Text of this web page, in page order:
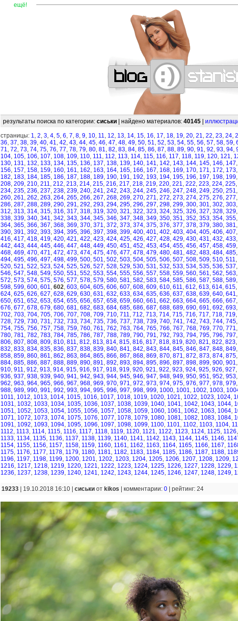
ещё! —————————————————————————
результаты поиска по категории: сиськи | найдено материалов: 40145
страницы: 1, 2, 3, 4, 5, 6, 7, 8, 9, 10, 11, 12, 13, 14, 15, 16, 17, 18, 19, 20, 21, 22, 23, 24,
36, 37, 38, 39, 40, 41, 42, 43, 44, 45, 46, 47, 48, 49, 50, 51, 52, 53, 54, 55, 56, 57, 58, 59,
71, 72, 73, 74, 75, 76, 77, 78, 79, 80, 81, 82, 83, 84, 85, 86, 87, 88, 89, 90, 91, 92, 93, 94,
104, 105, 106, 107, 108, 109, 110, 111, 112, 113, 114, 115, 116, 117, 118, 119, 120, 121,
130, 131, 132, 133, 134, 135, 136, 137, 138, 139, 140, 141, 142, 143, 144, 145, 146, 147,
156, 157, 158, 159, 160, 161, 162, 163, 164, 165, 166, 167, 168, 169, 170, 171, 172, 173,
182, 183, 184, 185, 186, 187, 188, 189, 190, 191, 192, 193, 194, 195, 196, 197, 198, 199,
208, 209, 210, 211, 212, 213, 214, 215, 216, 217, 218, 219, 220, 221, 222, 223, 224, 225,
234, 235, 236, 237, 238, 239, 240, 241, 242, 243, 244, 245, 246, 247, 248, 249, 250, 251,
260, 261, 262, 263, 264, 265, 266, 267, 268, 269, 270, 271, 272, 273, 274, 275, 276, 277,
286, 287, 288, 289, 290, 291, 292, 293, 294, 295, 296, 297, 298, 299, 300, 301, 302, 303,
312, 313, 314, 315, 316, 317, 318, 319, 320, 321, 322, 323, 324, 325, 326, 327, 328, 329,
338, 339, 340, 341, 342, 343, 344, 345, 346, 347, 348, 349, 350, 351, 352, 353, 354, 355,
364, 365, 366, 367, 368, 369, 370, 371, 372, 373, 374, 375, 376, 377, 378, 379, 380, 381,
390, 391, 392, 393, 394, 395, 396, 397, 398, 399, 400, 401, 402, 403, 404, 405, 406, 407,
416, 417, 418, 419, 420, 421, 422, 423, 424, 425, 426, 427, 428, 429, 430, 431, 432, 433,
442, 443, 444, 445, 446, 447, 448, 449, 450, 451, 452, 453, 454, 455, 456, 457, 458, 459,
468, 469, 470, 471, 472, 473, 474, 475, 476, 477, 478, 479, 480, 481, 482, 483, 484, 485,
494, 495, 496, 497, 498, 499, 500, 501, 502, 503, 504, 505, 506, 507, 508, 509, 510, 511,
520, 521, 522, 523, 524, 525, 526, 527, 528, 529, 530, 531, 532, 533, 534, 535, 536, 537,
546, 547, 548, 549, 550, 551, 552, 553, 554, 555, 556, 557, 558, 559, 560, 561, 562, 563,
572, 573, 574, 575, 576, 577, 578, 579, 580, 581, 582, 583, 584, 585, 586, 587, 588, 589,
598, 599, 600, 601, 602, 603, 604, 605, 606, 607, 608, 609, 610, 611, 612, 613, 614, 615,
624, 625, 626, 627, 628, 629, 630, 631, 632, 633, 634, 635, 636, 637, 638, 639, 640, 641,
650, 651, 652, 653, 654, 655, 656, 657, 658, 659, 660, 661, 662, 663, 664, 665, 666, 667,
676, 677, 678, 679, 680, 681, 682, 683, 684, 685, 686, 687, 688, 689, 690, 691, 692, 693,
702, 703, 704, 705, 706, 707, 708, 709, 710, 711, 712, 713, 714, 715, 716, 717, 718, 719,
728, 729, 730, 731, 732, 733, 734, 735, 736, 737, 738, 739, 740, 741, 742, 743, 744, 745,
754, 755, 756, 757, 758, 759, 760, 761, 762, 763, 764, 765, 766, 767, 768, 769, 770, 771,
780, 781, 782, 783, 784, 785, 786, 787, 788, 789, 790, 791, 792, 793, 794, 795, 796, 797,
806, 807, 808, 809, 810, 811, 812, 813, 814, 815, 816, 817, 818, 819, 820, 821, 822, 823,
832, 833, 834, 835, 836, 837, 838, 839, 840, 841, 842, 843, 844, 845, 846, 847, 848, 849,
858, 859, 860, 861, 862, 863, 864, 865, 866, 867, 868, 869, 870, 871, 872, 873, 874, 875,
884, 885, 886, 887, 888, 889, 890, 891, 892, 893, 894, 895, 896, 897, 898, 899, 900, 901,
910, 911, 912, 913, 914, 915, 916, 917, 918, 919, 920, 921, 922, 923, 924, 925, 926, 927,
936, 937, 938, 939, 940, 941, 942, 943, 944, 945, 946, 947, 948, 949, 950, 951, 952, 953,
962, 963, 964, 965, 966, 967, 968, 969, 970, 971, 972, 973, 974, 975, 976, 977, 978, 979,
988, 989, 990, 991, 992, 993, 994, 995, 996, 997, 998, 999, 1000, 1001, 1002, 1003,
1011, 1012, 1013, 1014, 1015, 1016, 1017, 1018, 1019, 1020, 1021, 1022, 1023, 1024,
1031, 1032, 1033, 1034, 1035, 1036, 1037, 1038, 1039, 1040, 1041, 1042, 1043, 1044,
1051, 1052, 1053, 1054, 1055, 1056, 1057, 1058, 1059, 1060, 1061, 1062, 1063, 1064,
1071, 1072, 1073, 1074, 1075, 1076, 1077, 1078, 1079, 1080, 1081, 1082, 1083, 1084,
1091, 1092, 1093, 1094, 1095, 1096, 1097, 1098, 1099, 1100, 1101, 1102, 1103, 1104,
1112, 1113, 1114, 1115, 1116, 1117, 1118, 1119, 1120, 1121, 1122, 1123, 1124, 1125, 1126,
1133, 1134, 1135, 1136, 1137, 1138, 1139, 1140, 1141, 1142, 1143, 1144, 1145, 1146,
1154, 1155, 1156, 1157, 1158, 1159, 1160, 1161, 1162, 1163, 1164, 1165, 1166, 1167,
1175, 1176, 1177, 1178, 1179, 1180, 1181, 1182, 1183, 1184, 1185, 1186, 1187, 1188,
1196, 1197, 1198, 1199, 1200, 1201, 1202, 1203, 1204, 1205, 1206, 1207, 1208, 1209,
1216, 1217, 1218, 1219, 1220, 1221, 1222, 1223, 1224, 1225, 1226, 1227, 1228, 1229,
1236, 1237, 1238, 1239, 1240, 1241, 1242, 1243, 1244, 1245, 1246, 1247, 1248, 1249,
19233 | 19.10.2018 16:10 | сиськи от kikos комментарии: 0 рейтинг: 24